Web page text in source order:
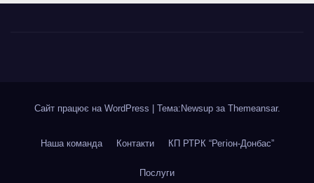
Сайт працює на WordPress Тема:Newsup за Themeansar.
Наша команда Контакти КП РТРК “Регіон-Донбас”
Послуги